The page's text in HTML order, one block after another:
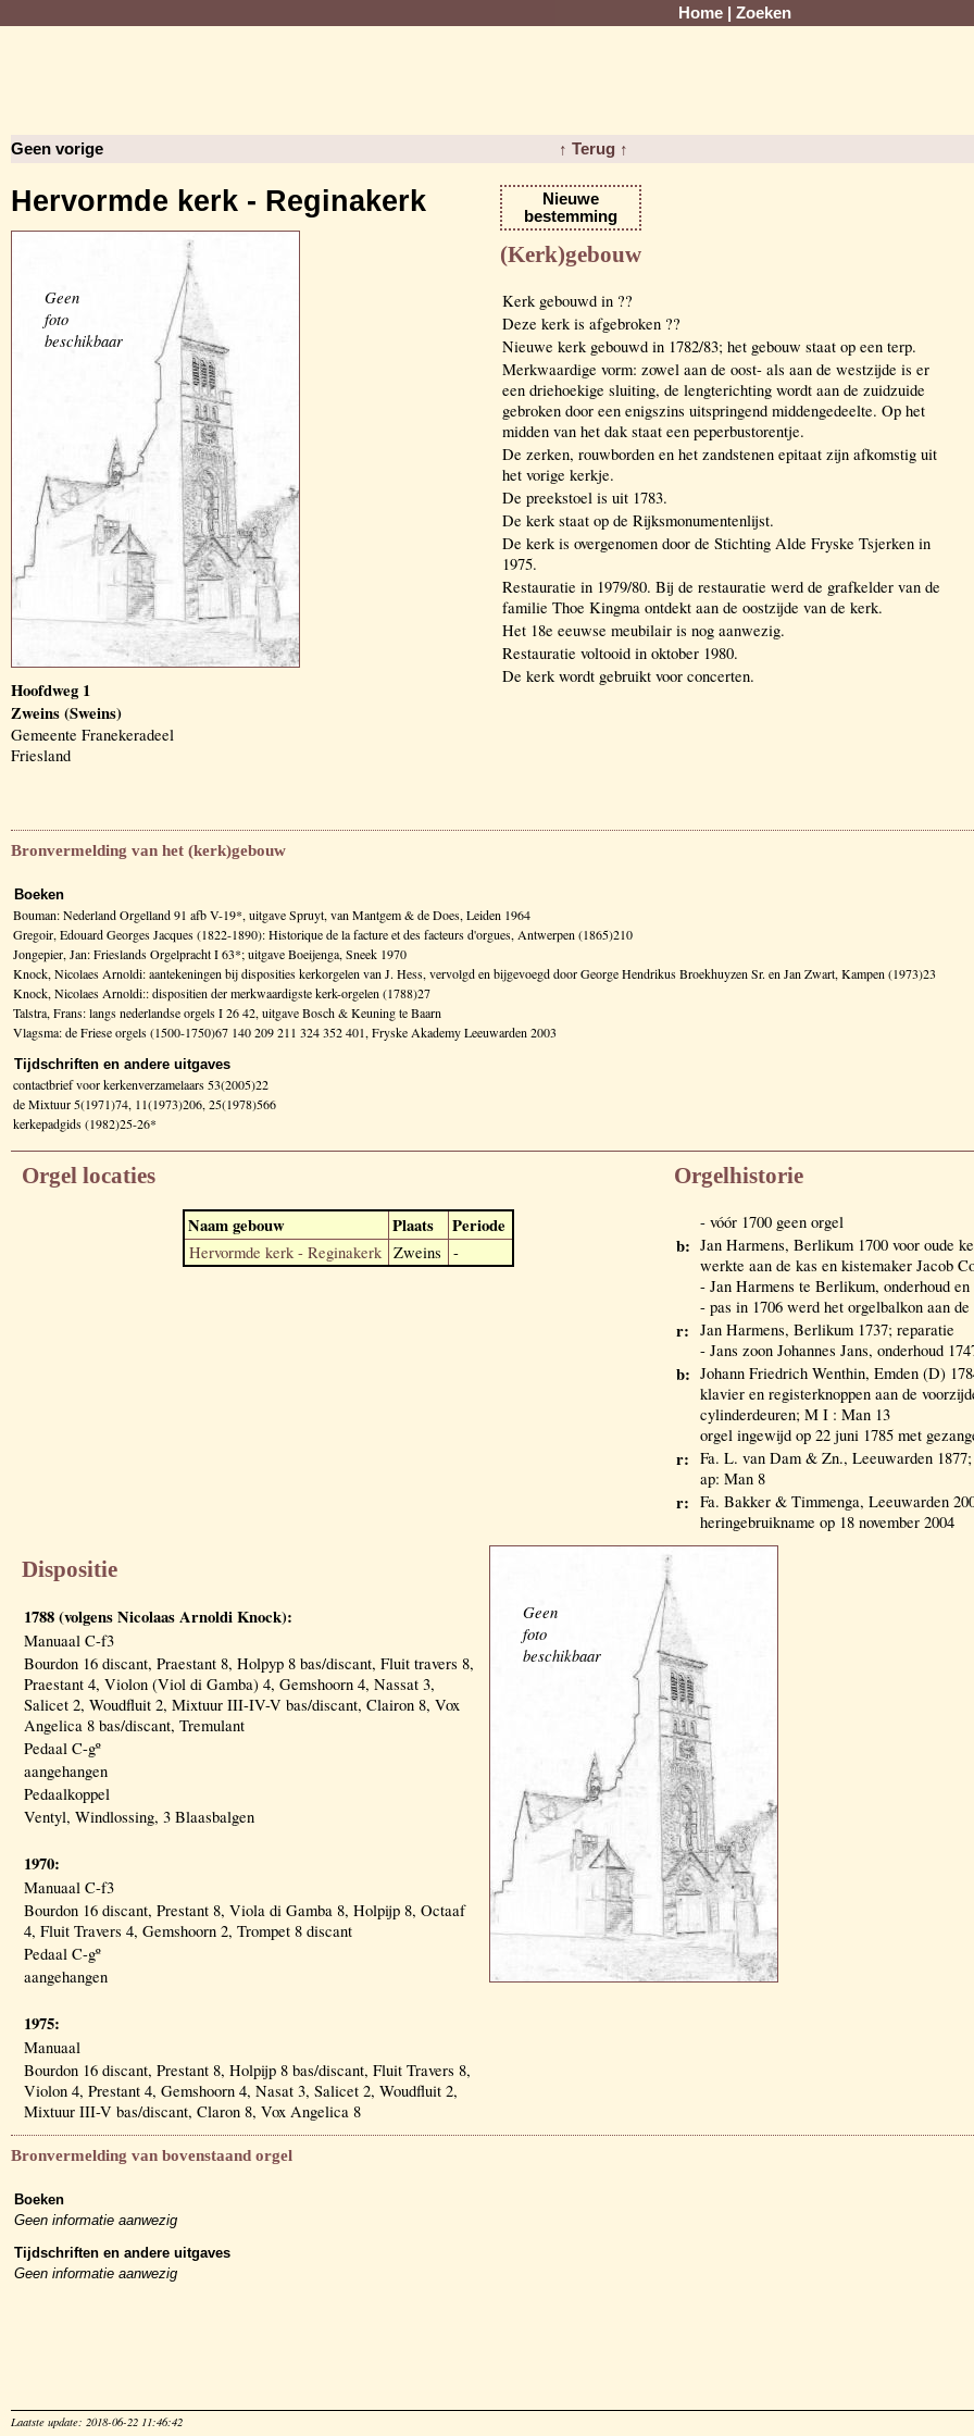
Home Zoeken
Geen vorige ↑ Terug ↑
Hervormde kerk - Reginakerk
Nieuwe
bestemming
Geen
foto
beschikbaar
Hoofdweg 1
Zweins (Sweins)
Gemeente Franekeradeel
Friesland
(Kerk)gebouw
Kerk gebouwd in ??
Deze kerk is afgebroken ??
Nieuwe kerk gebouwd in 1782/83; het gebouw staat op een terp.
Merkwaardige vorm: zowel aan de oost- als aan de westzijde is er
een driehoekige sluiting, de lengterichting wordt aan de zuidzuide
gebroken door een enigszins uitspringend middengedeelte. Op het
midden van het dak staat een peperbustorentje.
De zerken, rouwborden en het zandstenen epitaat zijn afkomstig uit
het vorige kerkje.
De preekstoel is uit 1783.
De kerk staat op de Rijksmonumentenlijst.
De kerk is overgenomen door de Stichting Alde Fryske Tsjerken in
1975.
Restauratie in 1979/80. Bij de restauratie werd de grafkelder van de
familie Thoe Kingma ontdekt aan de oostzijde van de kerk.
Het 18e eeuwse meubilair is nog aanwezig.
Restauratie voltooid in oktober 1980.
De kerk wordt gebruikt voor concerten.
Bronvermelding van het (kerk)gebouw
Boeken
Bouman: Nederland Orgelland 91 afb V-19*, uitgave Spruyt, van Mantgem & de Does, Leiden 1964
Gregoir, Edouard Georges Jacques (1822-1890): Historique de la facture et des facteurs d'orgues, Antwerpen (1865)210
Jongepier, Jan: Frieslands Orgelpracht I 63*; uitgave Boeijenga, Sneek 1970
Knock, Nicolaes Arnoldi: aantekeningen bij disposities kerkorgelen van J. Hess, vervolgd en bijgevoegd door George Hendrikus Broekhuyzen Sr. en Jan Zwart, Kampen (1973)23
Knock, Nicolaes Arnoldi:: dispositien der merkwaardigste kerk-orgelen (1788)27
Talstra, Frans: langs nederlandse orgels I 26 42, uitgave Bosch & Keuning te Baarn
Vlagsma: de Friese orgels (1500-1750)67 140 209 211 324 352 401, Fryske Akademy Leeuwarden 2003
Tijdschriften en andere uitgaves
contactbrief voor kerkenverzamelaars 53(2005)22
de Mixtuur 5(1971)74, 11(1973)206, 25(1978)566
kerkepadgids (1982)25-26*
Orgel locaties
Naam gebouw Plaats Periode
Hervormde kerk - Reginakerk Zweins -
Orgelhistorie
- vóór 1700 geen orgel
b: Jan Harmens, Berlikum 1700 voor oude
werkte aan de kas en kistemaker Jacob
- Jan Harmens te Berlikum, onderhoud en
- pas in 1706 werd het orgelbalkon aan
r: Jan Harmens, Berlikum 1737; reparatie
- Jans zoon Johannes Jans, onderhoud
b: Johann Friedrich Wenthin, Emden (D)
klavier en registerknoppen aan de
cylinderdeuren; M I : Man 13
orgel ingewijd op 22 juni 1785 met
r: Fa. L. van Dam & Zn., Leeuwarden
ap: Man 8
r: Fa. Bakker & Timmenga, Leeuwarden
heringebruikname op 18 november 2004
Dispositie
1788 (volgens Nicolaas Arnoldi Knock):
Manuaal C-f3
Bourdon 16 discant, Praestant 8, Holpyp 8 bas/discant, Fluit travers 8,
Praestant 4, Violon (Viol di Gamba) 4, Gemshoorn 4, Nassat 3,
Salicet 2, Woudfluit 2, Mixtuur III-IV-V bas/discant, Clairon 8, Vox
Angelica 8 bas/discant, Tremulant
Pedaal C-gº
aangehangen
Pedaalkoppel
Ventyl, Windlossing, 3 Blaasbalgen
1970:
Manuaal C-f3
Bourdon 16 discant, Prestant 8, Viola di Gamba 8, Holpijp 8, Octaaf
4, Fluit Travers 4, Gemshoorn 2, Trompet 8 discant
Pedaal C-gº
aangehangen
1975:
Manuaal
Bourdon 16 discant, Prestant 8, Holpijp 8 bas/discant, Fluit Travers 8,
Violon 4, Prestant 4, Gemshoorn 4, Nasat 3, Salicet 2, Woudfluit 2,
Mixtuur III-V bas/discant, Claron 8, Vox Angelica 8
Geen
foto
beschikbaar
Bronvermelding van bovenstaand orgel
Boeken
Geen informatie aanwezig
Tijdschriften en andere uitgaves
Geen informatie aanwezig
Laatste update: 2018-06-22 11:46:42